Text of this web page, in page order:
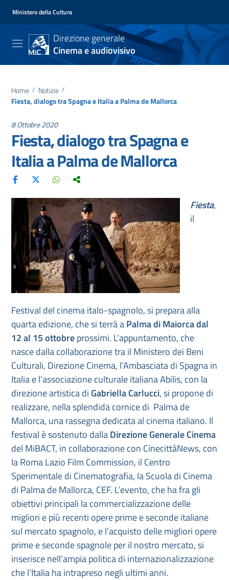
Ministero della Cultura
Direzione generale
Cinema e audiovisivo
Home / Notizie /
Fiesta, dialogo tra Spagna e Italia a Palma de Mallorca
8 Ottobre 2020
Fiesta, dialogo tra Spagna e
Italia a Palma de Mallorca
Fiesta,
il
Festival del cinema italo-spagnolo, si prepara alla
quarta edizione, che si terrà aPalma di Maiorcadal
12 al 15 ottobreprossimi. L’appuntamento, che
nasce dalla collaborazione tra il Ministero dei Beni
Culturali, Direzione Cinema, l’Ambasciata di Spagna in
Italia e l’associazione culturale italiana Abilis, con la
direzione artistica di Gabriella Carlucci, si propone di
realizzare, nella splendida cornice di Palma de
Mallorca, una rassegna dedicata al cinema italiano. Il
festival è sostenuto dallaDirezione Generale Cinema
del MiBACT, in collaborazione con CinecittàNews, con
la Roma Lazio Film Commission, il Centro
Sperimentale di Cinematografia, la Scuola di Cinema
di Palma de Mallorca, CEF. L’evento, che ha fra gli
obiettivi principali la commercializzazione delle
migliori e più recenti opere prime e seconde italiane
sul mercato spagnolo, e l’acquisto delle migliori opere
prime e seconde spagnole per il nostro mercato, si
inserisce nell’ampia politica di internazionalizzazione
che l’Italia ha intrapreso negli ultimi anni.